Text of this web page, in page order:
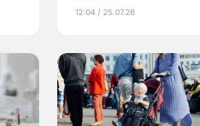
12:04 / 25.07.26